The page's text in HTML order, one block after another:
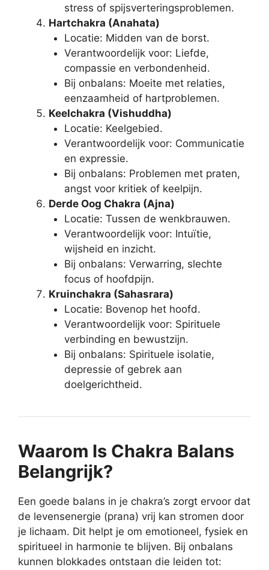
stress of spijsverteringsproblemen.
Hartchakra (Anahata)
Locatie: Midden van de borst.
Verantwoordelijk voor: Liefde,
compassie en verbondenheid.
Bij onbalans: Moeite met relaties,
eenzaamheid of hartproblemen.
Keelchakra (Vishuddha)
Locatie: Keelgebied.
Verantwoordelijk voor: Communicatie
en expressie.
Bij onbalans: Problemen met praten,
angst voor kritiek of keelpijn.
Derde Oog Chakra (Ajna)
Locatie: Tussen de wenkbrauwen.
Verantwoordelijk voor: Intuïtie,
wijsheid en inzicht.
Bij onbalans: Verwarring, slechte
focus of hoofdpijn.
Kruinchakra (Sahasrara)
Locatie: Bovenop het hoofd.
Verantwoordelijk voor: Spirituele
verbinding en bewustzijn.
Bij onbalans: Spirituele isolatie,
depressie of gebrek aan
doelgerichtheid.
Waarom Is Chakra Balans
Belangrijk?
Een goede balans in je chakra’s zorgt ervoor dat
de levensenergie (prana) vrij kan stromen door
je lichaam. Dit helpt je om emotioneel, fysiek en
spiritueel in harmonie te blijven. Bij onbalans
kunnen blokkades ontstaan die leiden tot: